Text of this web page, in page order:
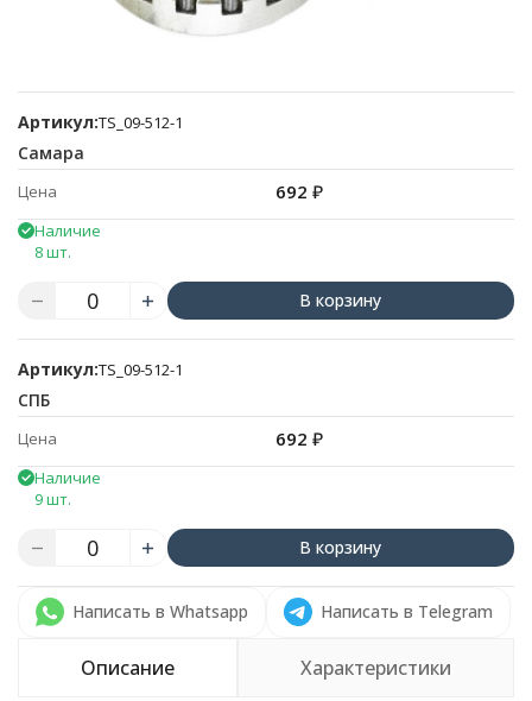
Артикул:TS_09-512-1
Самара
Цена 692 ₽
Наличие
8 шт.
В корзину
Артикул:TS_09-512-1
СПБ
Цена 692 ₽
Наличие
9 шт.
В корзину
Написать в Whatsapp Написать в Telegram
Описание Характеристики